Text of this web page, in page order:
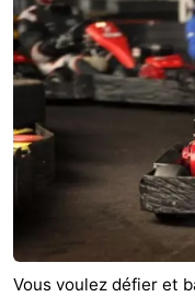
Vous voulez défier et